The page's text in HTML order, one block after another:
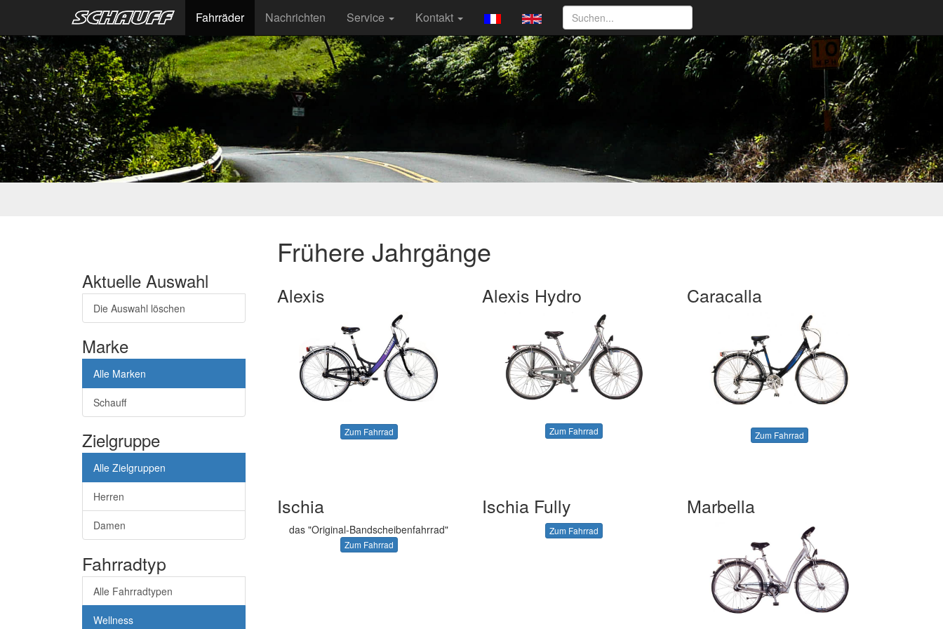
Fahrräder Nachrichten Service Kontakt
Frühere Jahrgänge
Aktuelle Auswahl
Die Auswahl löschen
Marke
Alle Marken
Schauff
Zielgruppe
Alle Zielgruppen
Herren
Damen
Fahrradtyp
Alle Fahrradtypen
Wellness
Alexis
Zum Fahrrad
Alexis Hydro
Zum Fahrrad
Caracalla
Zum Fahrrad
Ischia
das "Original-Bandscheibenfahrrad"
Zum Fahrrad
Ischia Fully
Zum Fahrrad
Marbella